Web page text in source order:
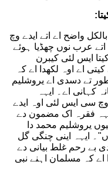
واضح اے اتے ایدے وچ
عرب نوں چھڈیا ہوئے
ایس لئی کیبرن
اے اوہ لکھدا اے کہ
تے دسدی اے یروشلیم
اے۔ ایہہ
سی ایس لئی اوہ ایدے
فقرہ اک مضمون دے
یروشلیم محمد دا
ایہہ اینی چنگی گل
بے رحم غلط بیانی دے
اے کہ مسلمان اہنے نبی